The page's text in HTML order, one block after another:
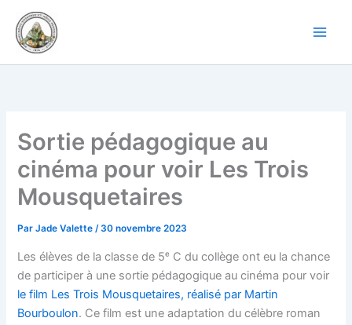
contenu
Sortie pédagogique au
cinéma pour voir Les Trois
Mousquetaires
ParJade Valette/30 novembre 2023
Les élèves de la classe de 5ᵉ C du collège ont eu la chance
de participer à une sortie pédagogique au cinéma pour voir
le film Les Trois Mousquetaires, réalisé par Martin
Bourboulon. Ce film est une adaptation du célèbre roman